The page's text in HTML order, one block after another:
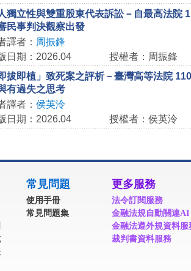
獨立性與雙重股東代表訴訟－自最高法院
民事判決觀察出發
譯者： 周振鋒
日期：2026.04
授權者：周振鋒
即拔即植」致死案之評析－臺灣高等法院
有過失之思考
譯者： 侯英泠
日期：2026.04
授權者：侯英泠
常見問題
使用手冊
常見問題集
更多服務
法令訂閱服務
金融法規自動關連AI
金融法遵外規資料服
裁判書資料服務